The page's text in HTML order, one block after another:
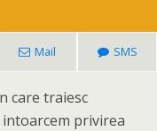
Mail SMS
care traiesc
privirea